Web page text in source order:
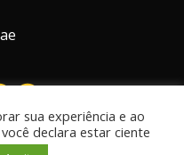
sua experiência e ao
declara estar ciente